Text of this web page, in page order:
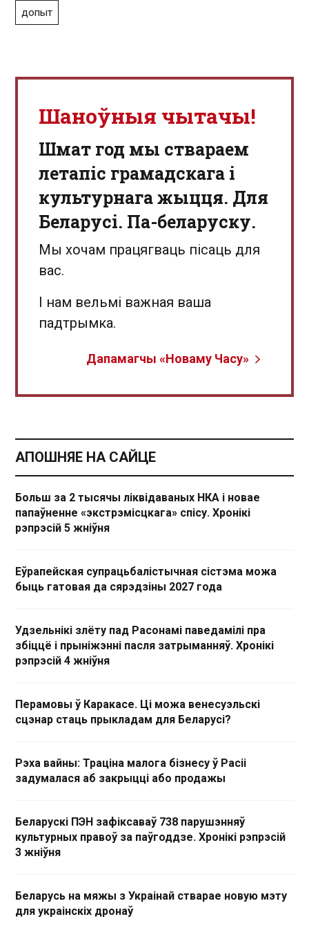
допыт
Шаноўныя чытачы!
Шмат год мы ствараем
летапіс грамадскага і
культурнага жыцця. Для
Беларусі. Па-беларуску.
Мы хочам працягваць пісаць для
вас.
І нам вельмі важная ваша
падтрымка.
Дапамагчы «Новаму Часу»
АПОШНЯЕ НА САЙЦЕ
Больш за 2 тысячы ліквідаваных НКА і новае
папаўненне «экстрэмісцкага» спісу. Хронікі
рэпрэсій 5 жніўня
Еўрапейская супрацьбалістычная сістэма можа
быць гатовая да сярэдзіны 2027 года
Удзельнікі злёту пад Расонамі паведамілі пра
збіццё і прыніжэнні пасля затрыманняў. Хронікі
рэпрэсій 4 жніўня
Перамовы ў Каракасе. Ці можа венесуэльскі
сцэнар стаць прыкладам для Беларусі?
Рэха вайны: Траціна малога бізнесу ў Расіі
задумалася аб закрыцці або продажы
Беларускі ПЭН зафіксаваў 738 парушэнняў
культурных правоў за паўгоддзе. Хронікі рэпрэсій
3 жніўня
Беларусь на мяжы з Украінай стварае новую мэту
для украінскіх дронаў